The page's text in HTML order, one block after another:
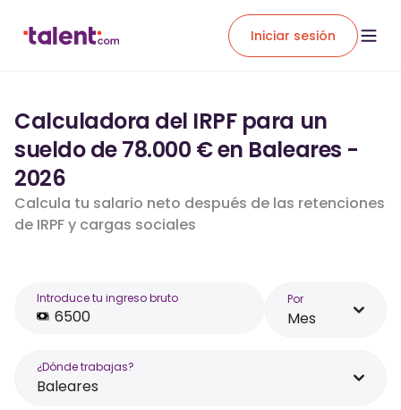
Iniciar sesión
Calculadora del IRPF para un
sueldo de 78.000 € en Baleares -
2026
Calcula tu salario neto después de las retenciones
de IRPF y cargas sociales
Introduce tu ingreso bruto Por
Mes
¿Dónde trabajas?
Baleares